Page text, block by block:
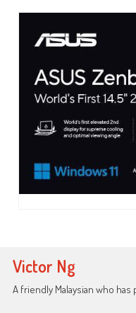
Victor Ng
A friendly Malaysian who